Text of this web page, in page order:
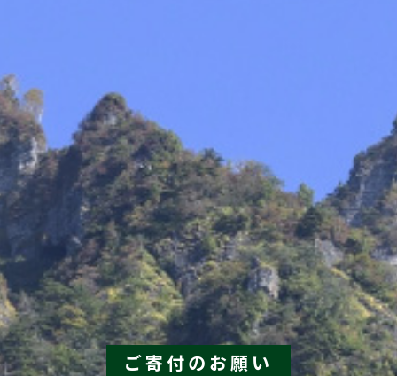
ご寄付のお願い